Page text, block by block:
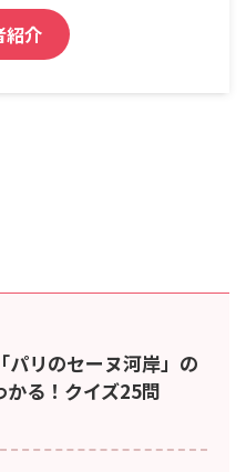
紹介
パリのセーヌ河岸」の
かる！クイズ25問